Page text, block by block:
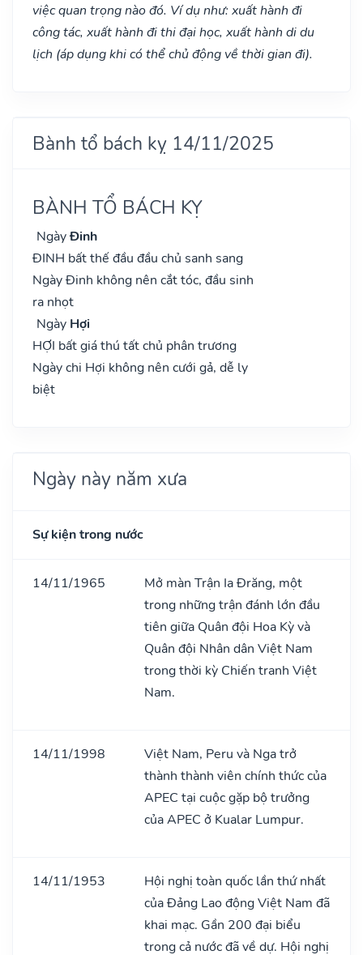
việc quan trọng nào đó. Ví dụ như: xuất hành đi
công tác, xuất hành đi thi đại học, xuất hành di du
lịch (áp dụng khi có thể chủ động về thời gian đi).
Bành tổ bách kỵ 14/11/2025
BÀNH TỔ BÁCH KỴ
NgàyĐinh
ĐINH bất thế đầu đầu chủ sanh sang
Ngày Đinh không nên cắt tóc, đầu sinh
ra nhọt
Ngày Hợi
HỢI bất giá thú tất chủ phân trương
Ngày chi Hợi không nên cưới gả, dễ ly
biệt
Ngày này năm xưa
Sự kiện trong nước
14/11/1965
Mở màn Trận Ia Đrăng, một
trong những trận đánh lớn đầu
tiên giữa Quân đội Hoa Kỳ và
Quân đội Nhân dân Việt Nam
trong thời kỳ Chiến tranh Việt
Nam.
14/11/1998
Việt Nam, Peru và Nga trở
thành thành viên chính thức của
APEC tại cuộc gặp bộ trưởng
của APEC ở Kualar Lumpur.
14/11/1953
Hội nghị toàn quốc lần thứ nhất
của Đảng Lao động Việt Nam đã
khai mạc. Gần 200 đại biểu
trong cả nước đã về dự. Hội nghị